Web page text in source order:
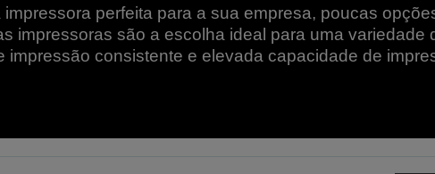
perfeita para a sua empresa, poucas
impressoras são a escolha ideal para uma variedade
impressão consistente e elevada capacidade de